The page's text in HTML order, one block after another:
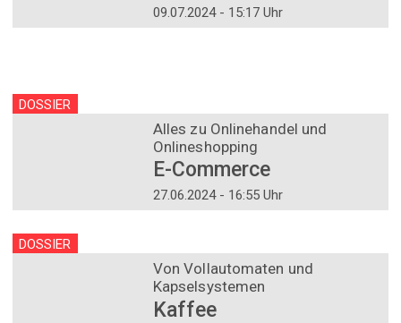
09.07.2024 - 15:17 Uhr
DOSSIER
Alles zu Onlinehandel und
Onlineshopping
E-Commerce
27.06.2024 - 16:55 Uhr
DOSSIER
Von Vollautomaten und
Kapselsystemen
Kaffee